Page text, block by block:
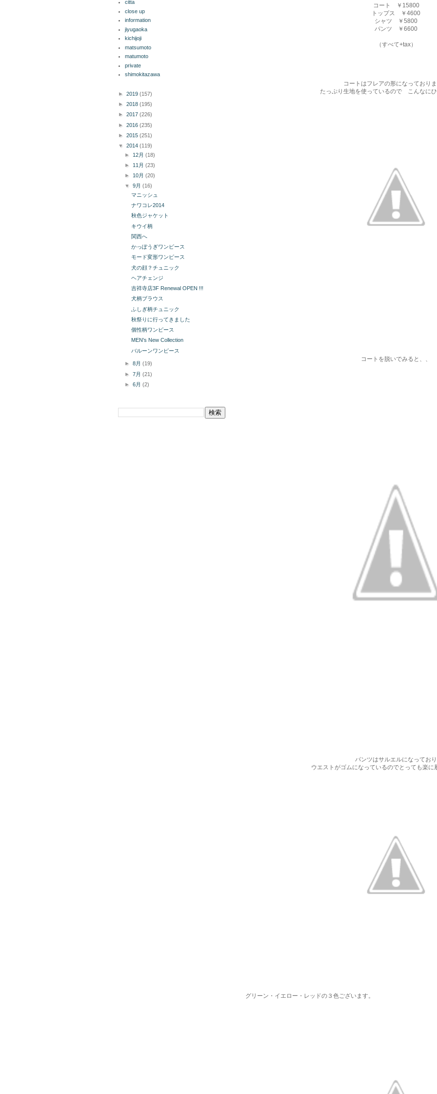
コート ￥15800
トップス ￥4600
シャツ ￥5800
パンツ ￥6600
（すべて+tax）
コートはフレアの形になっておりま
たっぷり生地を使っているので こんなにひ
コートを脱いでみると、、
パンツはサルエルになっており
ウエストがゴムになっているのでとっても楽に
グリーン・イエロー・レッドの３色ございます。
citta
close up
information
jiyugaoka
kichijoji
matsumoto
matumoto
private
shimokitazawa
► 2019 (157)
► 2018 (195)
► 2017 (226)
► 2016 (235)
► 2015 (251)
▼ 2014 (119)
► 12月(18)
► 11月(23)
► 10月(20)
▼9月(16)
マニッシュ
ナワコレ2014
秋色ジャケット
キウイ柄
関西へ
かっぽうぎワンピース
モード変形ワンピース
犬の顔？チュニック
ヘアチェンジ
吉祥寺店3F Renewal OPEN !!!
犬柄ブラウス
ふしぎ柄チュニック
秋祭りに行ってきました
個性柄ワンピース
MEN's New Collection
バルーンワンピース
►8月(19)
►7月(21)
►6月(2)